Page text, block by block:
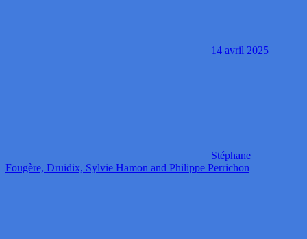
14 avril 2025
Stéphane
Fougère, Druidix, Sylvie Hamon and Philippe Perrichon